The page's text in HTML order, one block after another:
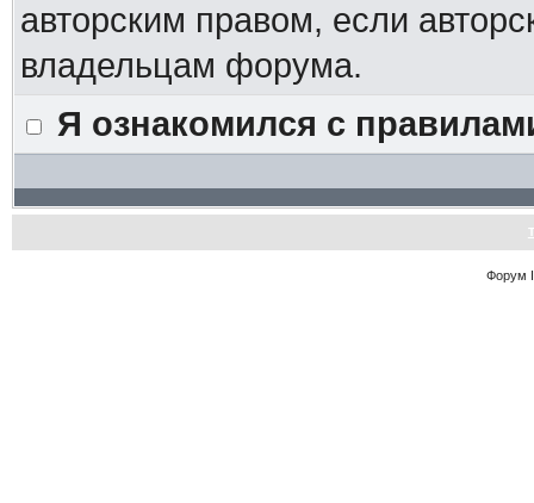
авторским правом, если
владельцам форума.
Я ознакомился с
Форум